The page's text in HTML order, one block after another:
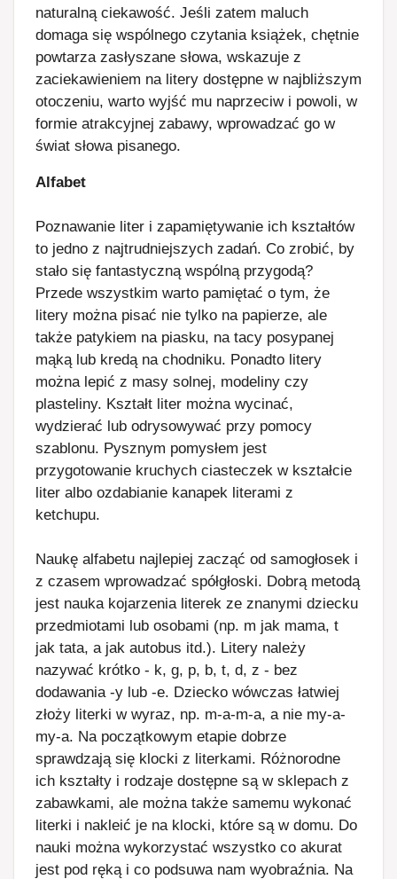
naturalną ciekawość. Jeśli zatem maluch
domaga się wspólnego czytania książek, chętnie
powtarza zasłyszane słowa, wskazuje z
zaciekawieniem na litery dostępne w najbliższym
otoczeniu, warto wyjść mu naprzeciw i powoli, w
formie atrakcyjnej zabawy, wprowadzać go w
świat słowa pisanego.
Alfabet
Poznawanie liter i zapamiętywanie ich kształtów
to jedno z najtrudniejszych zadań. Co zrobić, by
stało się fantastyczną wspólną przygodą?
Przede wszystkim warto pamiętać o tym, że
litery można pisać nie tylko na papierze, ale
także patykiem na piasku, na tacy posypanej
mąką lub kredą na chodniku. Ponadto litery
można lepić z masy solnej, modeliny czy
plasteliny. Kształt liter można wycinać,
wydzierać lub odrysowywać przy pomocy
szablonu. Pysznym pomysłem jest
przygotowanie kruchych ciasteczek w kształcie
liter albo ozdabianie kanapek literami z
ketchupu.
Naukę alfabetu najlepiej zacząć od samogłosek i
z czasem wprowadzać spółgłoski. Dobrą metodą
jest nauka kojarzenia literek ze znanymi dziecku
przedmiotami lub osobami (np. m jak mama, t
jak tata, a jak autobus itd.). Litery należy
nazywać krótko - k, g, p, b, t, d, z - bez
dodawania -y lub -e. Dziecko wówczas łatwiej
złoży literki w wyraz, np. m-a-m-a, a nie my-a-
my-a. Na początkowym etapie dobrze
sprawdzają się klocki z literkami. Różnorodne
ich kształty i rodzaje dostępne są w sklepach z
zabawkami, ale można także samemu wykonać
literki i nakleić je na klocki, które są w domu. Do
nauki można wykorzystać wszystko co akurat
jest pod ręką i co podsuwa nam wyobraźnia. Na